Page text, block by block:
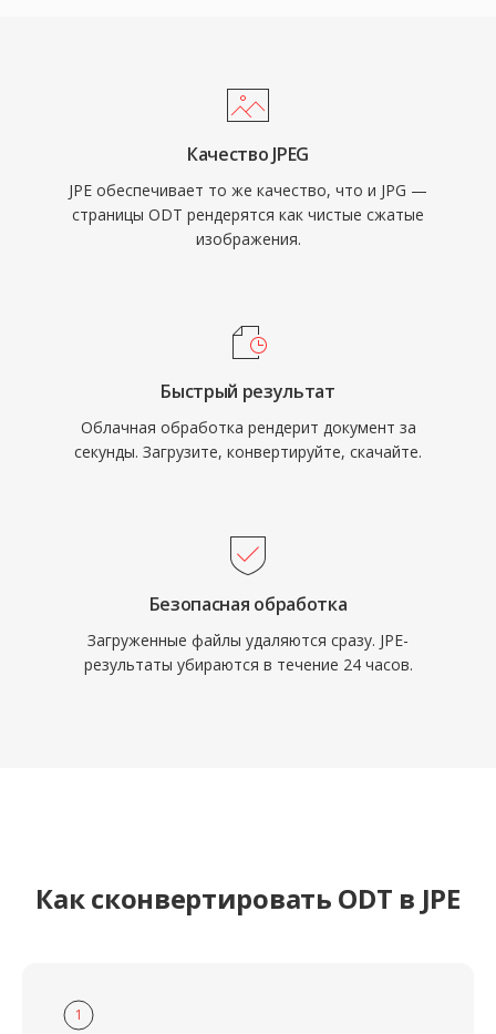
Качество JPEG
JPE обеспечивает то же качество, что и JPG —
страницы ODT рендерятся как чистые сжатые
изображения.
Быстрый результат
Облачная обработка рендерит документ за
секунды. Загрузите, конвертируйте, скачайте.
Безопасная обработка
Загруженные файлы удаляются сразу. JPE-
результаты убираются в течение 24 часов.
Как сконвертировать ODT в JPE
1